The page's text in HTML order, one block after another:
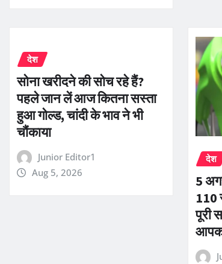
देश
सोना खरीदने की सोच रहे हैं?
पहले जान लें आज कितना सस्ता
हुआ गोल्ड, चांदी के भाव ने भी
चौंकाया
Junior Editor1
Aug 5, 2026
देश
5
110
पूरी